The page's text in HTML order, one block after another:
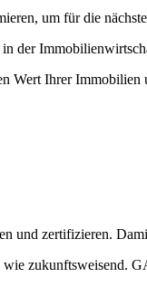
um für die
der
Wert Ihrer
und zertifizieren.
wie